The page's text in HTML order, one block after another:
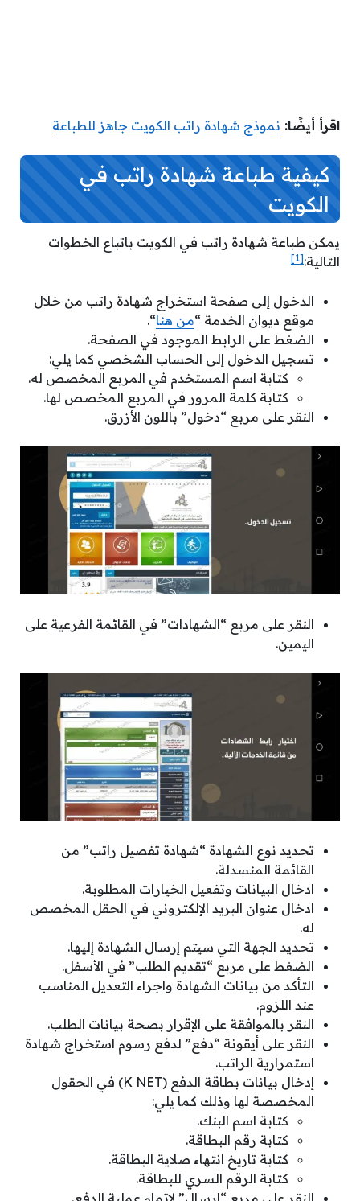
اقرأ أيضًا: نموذج شهادة راتب الكويت جاهز للطباعة
كيفية طباعة شهادة راتب في
الكويت
يمكن طباعة شهادة راتب في الكويت باتباع الخطوات
التالية:[1]
الدخول إلى صفحة استخراج شهادة راتب من خلال
موقع ديوان الخدمة “من هنا“.
الضغط على الرابط الموجود في الصفحة.
تسجيل الدخول إلى الحساب الشخصي كما يلي:
كتابة اسم المستخدم في المربع المخصص له.
كتابة كلمة المرور في المربع المخصص لها.
النقر على مربع “دخول” باللون الأزرق.
النقر على مربع “الشهادات” في القائمة الفرعية على
اليمين.
تحديد نوع الشهادة “شهادة تفصيل راتب” من
القائمة المنسدلة.
ادخال البيانات وتفعيل الخيارات المطلوبة.
ادخال عنوان البريد الإلكتروني في الحقل المخصص
له.
تحديد الجهة التي سيتم إرسال الشهادة إليها.
الضغط على مربع “تقديم الطلب” في الأسفل.
التأكد من بيانات الشهادة واجراء التعديل المناسب
عند اللزوم.
النقر بالموافقة على الإقرار بصحة بيانات الطلب.
النقر على أيقونة “دفع” لدفع رسوم استخراج شهادة
استمرارية الراتب.
إدخال بيانات بطاقة الدفع (K NET) في الحقول
المخصصة لها وذلك كما يلي:
كتابة اسم البنك.
كتابة رقم البطاقة.
كتابة تاريخ انتهاء صلاية البطاقة.
كتابة الرقم السري للبطاقة.